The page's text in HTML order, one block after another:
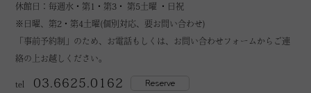
休館日：毎週水・第1・第3・ 第5土曜 ・日祝
※日曜、第2・第4土曜(個別対応、要お問い合わせ)
「事前予約制」のため、お電話もしくは、お問い合わせフォームからご連
絡の上お越しください。
tel 03.6625.0162 Reserve